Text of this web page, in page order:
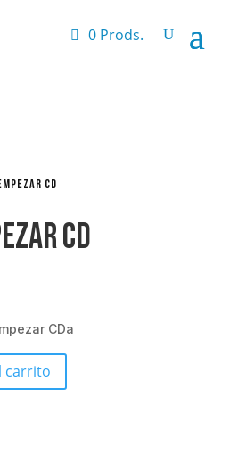
0 Prods.
CD
CD
€.
CDa
carrito